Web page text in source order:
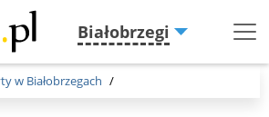
Białobrzegi
w Białobrzegach